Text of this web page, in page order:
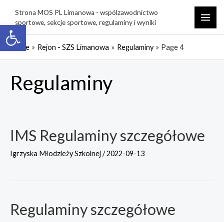
Open toolbar
content
Strona MOS PL Limanowa - wspólzawodnictwo
sportowe, sekcje sportowe, regulaminy i wyniki
Home Rejon - SZS Limanowa Regulaminy Page 4
Regulaminy
IMS Regulaminy szczegółowe
Igrzyska Młodzieży Szkolnej/2022-09-13
Regulaminy szczegółowe